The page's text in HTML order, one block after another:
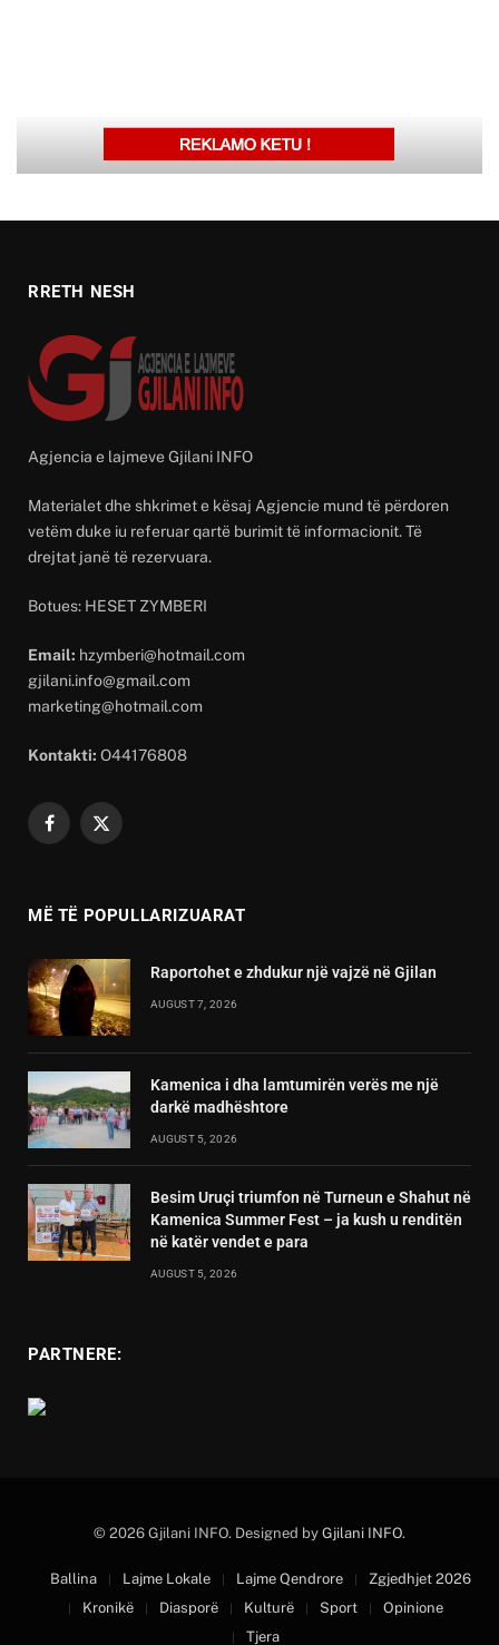
RRETH NESH
Agjencia e lajmeve Gjilani INFO
Materialet dhe shkrimet e kësaj Agjencie mund të përdoren
vetëm duke iu referuar qartë burimit të informacionit. Të
drejtat janë të rezervuara.
Botues: HESET ZYMBERI
Email: hzymberi@hotmail.com
gjilani.info@gmail.com
marketing@hotmail.com
Kontakti: O44176808
Facebook
X
MË TË POPULLARIZUARAT
Raportohet e zhdukur një vajzë në Gjilan
AUGUST 7, 2026
Kamenica i dha lamtumirën verës me një
darkë madhështore
AUGUST 5, 2026
Besim Uruçi triumfon në Turneun e Shahut në
Kamenica Summer Fest – ja kush u renditën
në katër vendet e para
AUGUST 5, 2026
PARTNERE:
© 2026 Gjilani INFO. Designed by Gjilani INFO.
Ballina Lajme Lokale Lajme Qendrore
Zgjedhjet 2026
Kronikë
Diasporë Kulturë Sport
Opinione
Tjera